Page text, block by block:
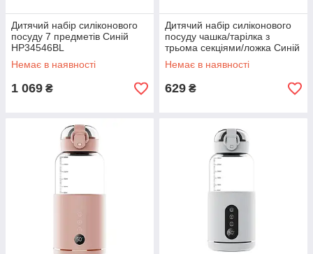
Дитячий набір силіконового
посуду 7 предметів Синій
HP34546BL
Немає в наявності
1 069 ₴
Дитячий набір силіконового
посуду чашка/тарілка з
трьома секціями/ложка Синій
HP34545BL
Немає в наявності
629 ₴